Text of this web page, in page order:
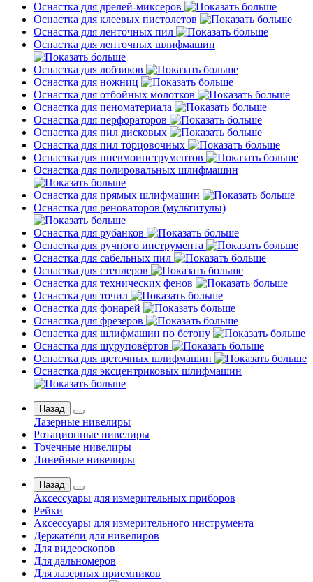
Оснастка для дрелей-миксеров
Оснастка для клеевых пистолетов
Оснастка для ленточных пил
Оснастка для ленточных шлифмашин
Оснастка для лобзиков
Оснастка для ножниц
Оснастка для отбойных молотков
Оснастка для пеноматериала
Оснастка для перфораторов
Оснастка для пил дисковых
Оснастка для пил торцовочных
Оснастка для пневмоинструментов
Оснастка для полировальных шлифмашин
Оснастка для прямых шлифмашин
Оснастка для реноваторов (мультитулы)
Оснастка для рубанков
Оснастка для ручного инструмента
Оснастка для сабельных пил
Оснастка для степлеров
Оснастка для технических фенов
Оснастка для точил
Оснастка для фонарей
Оснастка для фрезеров
Оснастка для шлифмашин по бетону
Оснастка для шуруповёртов
Оснастка для щеточных шлифмашин
Оснастка для эксцентриковых шлифмашин
Назад
Лазерные нивелиры
Ротационные нивелиры
Точечные нивелиры
Линейные нивелиры
Назад
Аксессуары для измерительных приборов
Рейки
Аксессуары для измерительного инструмента
Держатели для нивелиров
Для видеоскопов
Для дальномеров
Для лазерных приемников